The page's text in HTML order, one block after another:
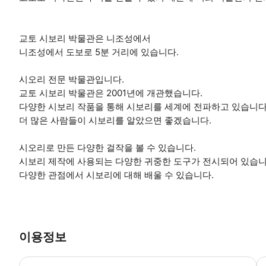
교토 시보리 박물관은 니조성에서
니조성에서 도보로 5분 거리에 있습니다.
시오리 전문 박물관입니다.
교토 시보리 박물관은 2001년에 개관했습니다.
다양한 시보리 작품을 통해 시보리를 세계에 전파하고 있습니
더 많은 사람들이 시보리를 알았으면 좋겠습니다.
시오리로 만든 다양한 걸작을 볼 수 있습니다.
시보리 제작에 사용되는 다양한 귀중한 도구가 전시되어 있습
다양한 관점에서 시보리에 대해 배울 수 있습니다.
이용정보
*